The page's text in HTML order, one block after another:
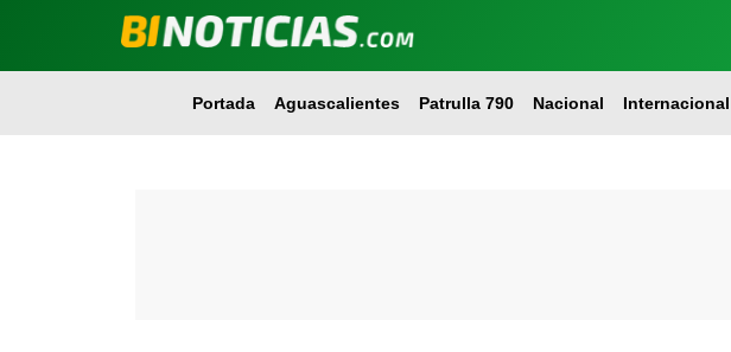
Portada Aguascalientes Patrulla 790 Nacional Internacional